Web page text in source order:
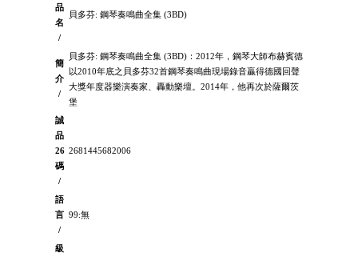
品
名
/
貝多芬: 鋼琴奏鳴曲全集 (3BD)
簡
介
/
貝多芬: 鋼琴奏鳴曲全集 (3BD)：2012年，鋼琴大師布赫賓德
以2010年底之貝多芬32首鋼琴奏鳴曲現場錄音贏得德國回聲
大獎年度器樂演奏家、轟動樂壇。2014年，他再次於薩爾茨
堡
誠
品
26
碼
/
2681445682006
語
言
/
99:無
級